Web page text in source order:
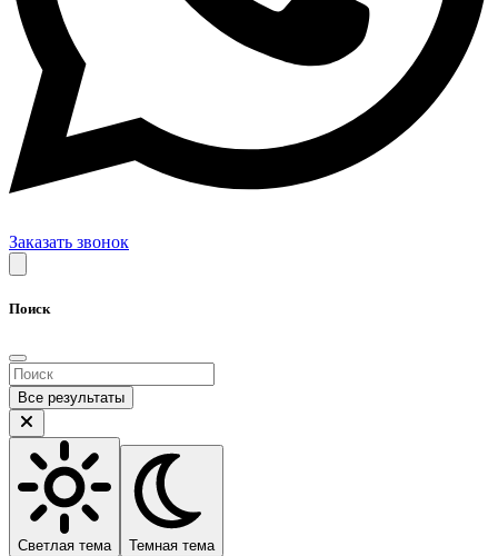
Заказать звонок
Поиск
Все результаты
Светлая тема Темная тема